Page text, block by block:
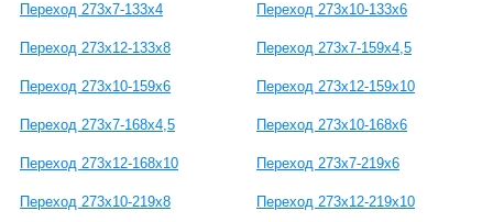
Переход 273х7-133х4 Переход 273х10-133х6
Переход 273х12-133х8 Переход 273х7-159х4,5
Переход 273х10-159х6 Переход 273х12-159х10
Переход 273х7-168х4,5 Переход 273х10-168х6
Переход 273х12-168х10 Переход 273х7-219х6
Переход 273х10-219х8 Переход 273х12-219х10